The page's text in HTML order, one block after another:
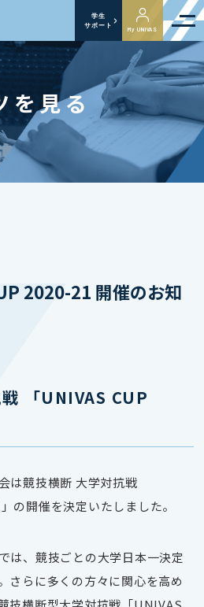
学生
サポート
My UNIVAS
を見る
2020-21 開催のお知
「UNIVAS CUP
は競技横断 大学対抗戦
の開催を決定いたしました。
は、競技ごとの大学日本一決定
さらに多くの方々に関心を高め